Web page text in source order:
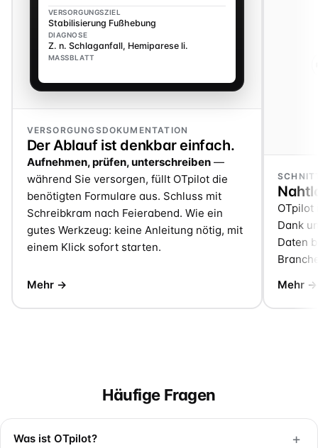
VERSORGUNGSZIEL
Stabilisierung Fußhebung
DIAGNOSE
Z. n. Schlaganfall, Hemiparese li.
MASSBLATT
VERSORGUNGSDOKUMENTATION
Der Ablauf ist denkbar einfach.
Aufnehmen, prüfen, unterschreiben—
während Sie versorgen, füllt OTpilot die
benötigten Formulare aus. Schluss mit
Schreibkram nach Feierabend. Wie ein
gutes Werkzeug: keine Anleitung nötig, mit
einem Klick sofort starten.
Mehr →
Dank
Daten
Mehr →
Häufige Fragen
Was ist OTpilot? +